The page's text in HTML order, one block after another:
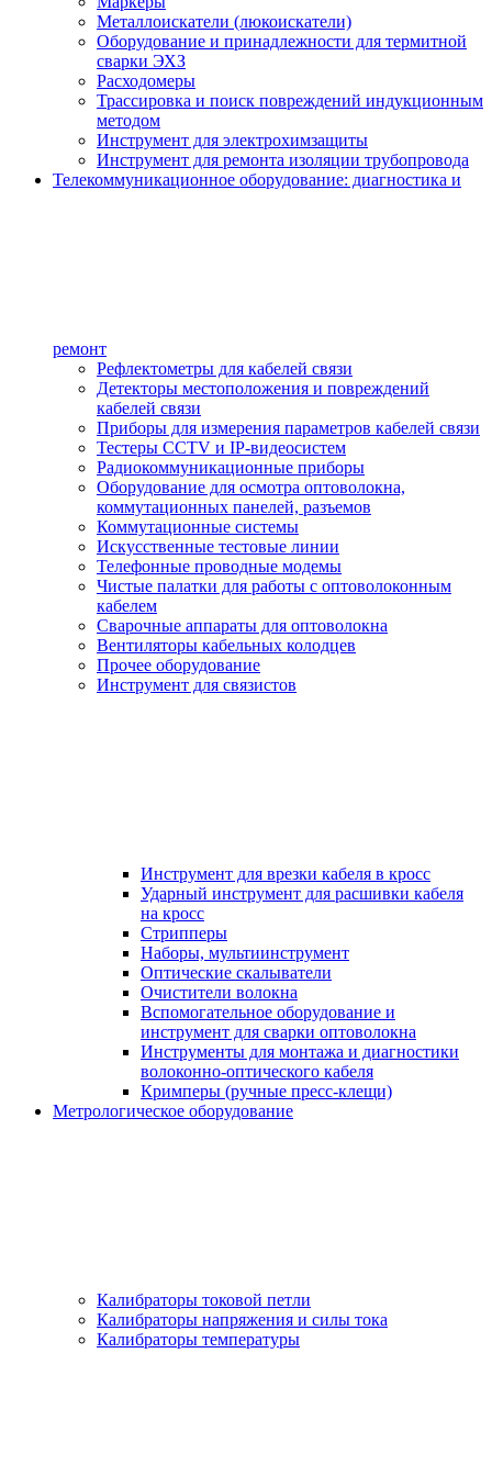
Металлоискатели (люкоискатели)
Оборудование и принадлежности для термитной
сварки ЭХЗ
Расходомеры
Трассировка и поиск повреждений индукционным
методом
Инструмент для электрохимзащиты
Инструмент для ремонта изоляции трубопровода
Телекоммуникационное оборудование: диагностика и
ремонт
Рефлектометры для кабелей связи
Детекторы местоположения и повреждений
кабелей связи
Приборы для измерения параметров кабелей связи
Тестеры CCTV и IP-видеосистем
Радиокоммуникационные приборы
Оборудование для осмотра оптоволокна,
коммутационных панелей, разъемов
Коммутационные системы
Искусственные тестовые линии
Телефонные проводные модемы
Чистые палатки для работы с оптоволоконным
кабелем
Сварочные аппараты для оптоволокна
Вентиляторы кабельных колодцев
Прочее оборудование
Инструмент для связистов
Инструмент для врезки кабеля в кросс
Ударный инструмент для расшивки кабеля
на кросс
Стрипперы
Наборы, мультиинструмент
Оптические скалыватели
Очистители волокна
Вспомогательное оборудование и
инструмент для сварки оптоволокна
Инструменты для монтажа и диагностики
волоконно-оптического кабеля
Кримперы (ручные пресс-клещи)
Метрологическое оборудование
Калибраторы токовой петли
Калибраторы напряжения и силы тока
Калибраторы температуры